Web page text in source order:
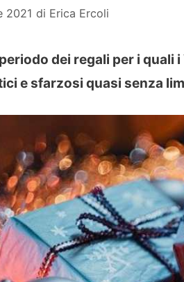
2021 di Erica Ercoli
dei regali per i quali
e sfarzosi quasi senza